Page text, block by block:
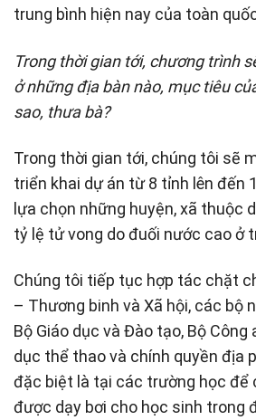
trung bình hiện nay của toàn
Trong thời gian tới, chương trình
ở những địa bàn nào, mục tiêu
sao, thưa bà?
Trong thời gian tới, chúng tôi sẽ
triển khai dự án từ 8 tỉnh lên đến
lựa chọn những huyện, xã thuộc
tỷ lệ tử vong do đuối nước cao ở
Chúng tôi tiếp tục hợp tác chặt
– Thương binh và Xã hội, các bộ
Bộ Giáo dục và Đào tạo, Bộ Công
dục thể thao và chính quyền địa
đặc biệt là tại các trường học để
được dạy bơi cho học sinh trong